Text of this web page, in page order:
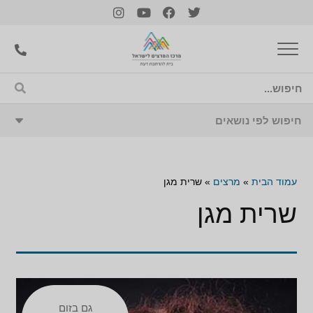
עמוד הבית » מרצים »שרית מגן
שרית מגן
גם בזום